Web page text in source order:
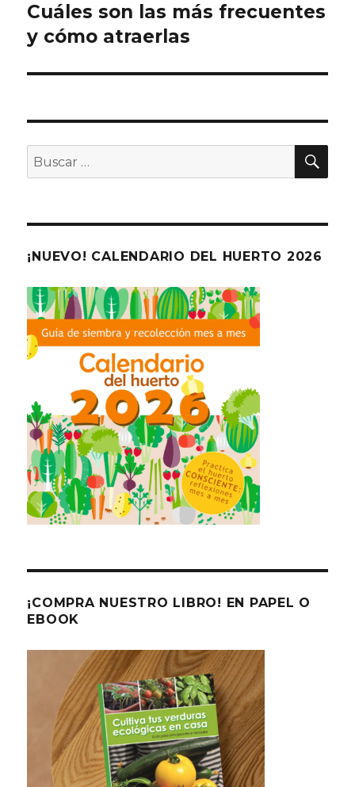
entradas
Cuáles son las más frecuentes
y cómo atraerlas
Buscar
por:
¡NUEVO! CALENDARIO DEL HUERTO 2026
¡COMPRA NUESTRO LIBRO! EN PAPEL O
EBOOK